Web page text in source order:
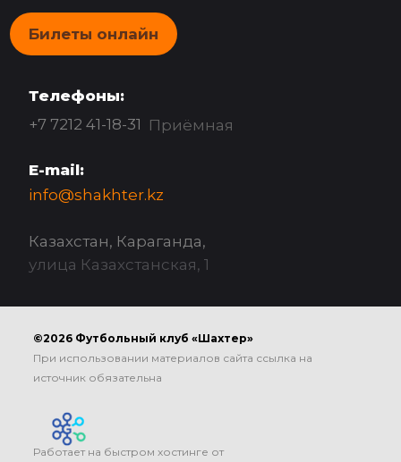
Билеты онлайн
Телефоны:
+7 7212 41-18-31 Приёмная
E-mail:
info@shakhter.kz
Казахстан, Караганда,
улица Казахстанская, 1
©2026 Футбольный клуб «Шахтер»
При использовании материалов сайта ссылка на
источник обязательна
Работает на быстром хостинге от